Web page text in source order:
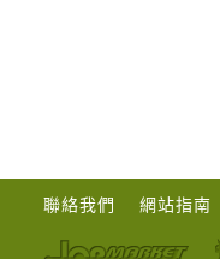
聯絡我們 網站指南